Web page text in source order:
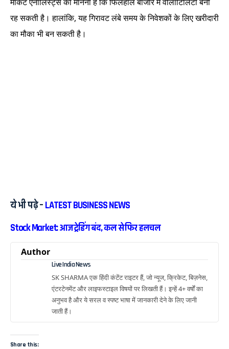
रह सकती है। हालांकि, यह गिरावट लंबे समय के निवेशकों के लिए खरीदारी
का मौका भी बन सकती है।
ये भी पढ़े – LATEST BUSINESS NEWS
Stock Market: आज ट्रेडिंग बंद, कल से फिर हलचल
Author
Live India News
SK SHARMA एक हिंदी कंटेंट राइटर हैं, जो न्यूज, क्रिकेट, बिज़नेस,
एंटरटेनमेंट और लाइफस्टाइल विषयों पर लिखती हैं। इन्हें 4+ वर्षों का
अनुभव है और ये सरल व स्पष्ट भाषा में जानकारी देने के लिए जानी
जाती हैं।
Share this: